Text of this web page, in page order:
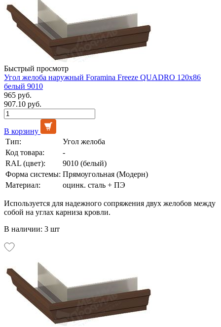
Быстрый просмотр
Угол желоба наружный Foramina Freeze QUADRO 120х86
белый 9010
965 руб.
907.10 руб.
В корзину
Тип:
Угол желоба
Код товара:
-
RAL (цвет):
9010 (белый)
Форма системы: Прямоугольная (Модерн)
Материал:
оцинк. сталь + ПЭ
Используется для надежного сопряжения двух желобов между
собой на углах карниза кровли.
В наличии: 3 шт